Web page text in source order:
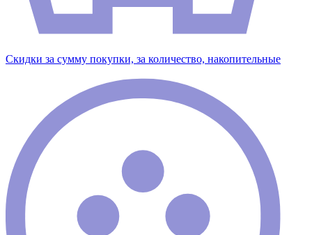
Скидки за сумму покупки, за количество, накопительные